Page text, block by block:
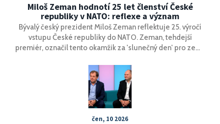
Miloš Zeman hodnotí 25 let členství České
republiky v NATO: reflexe a význam
Bývalý český prezident Miloš Zeman reflektuje 25. výročí
vstupu České republiky do NATO. Zeman, tehdejší
premiér, označil tento okamžik za 'slunečný den' pro zemi.
západních bezpečnostních struktur a posílil její
mezinárodní postavení.
čen, 10 2026